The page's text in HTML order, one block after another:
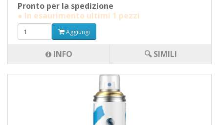
Pronto per la spedizione
● In esaurimento ultimi 1 pezzi
Aggiungi
INFO 🔍 SIMILI